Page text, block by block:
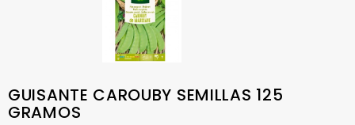
GUISANTE CAROUBY SEMILLAS 125
GRAMOS